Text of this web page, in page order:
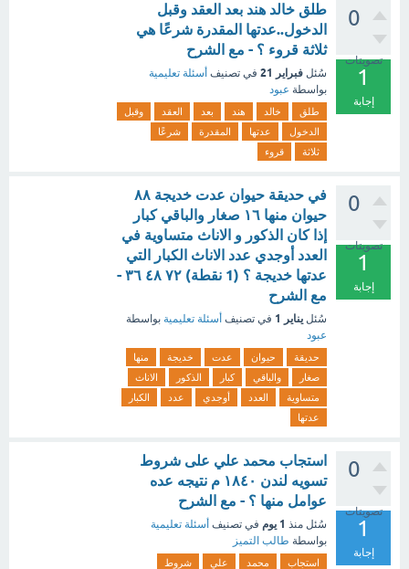
0
تصويتات
1
إجابة
طلق خالد هند بعد العقد وقبل
الدخول..عدتها المقدرة شرعًا هي
ثلاثة قروء ؟ - مع الشرح
سُئل فبراير 21 في تصنيف أسئلة تعليمية
بواسطة عبود
طلق خالد هند بعد العقد
وقبل
الدخول
عدتها المقدرة
شرعًا
ثلاثة
قروء
0
تصويتات
1
إجابة
في حديقة حيوان عدت خديجة ٨٨
حيوان منها ١٦ صغار والباقي كبار
إذا كان الذكور و الاناث متساوية في
العدد أوجدي عدد الاناث الكبار التي
عدتها خديجة ؟ (1 نقطة) ٧٢ ٤٨ ٣٦ -
مع الشرح
سُئل يناير 1 في تصنيف أسئلة تعليمية بواسطة
عبود
حديقة حيوان عدت خديجة
منها
صغار
والباقي كبار الذكور
الاناث
متساوية
العدد أوجدي عدد
الكبار
عدتها
0
تصويتات
1
إجابة
استجاب محمد علي على شروط
تسويه لندن ١٨٤٠ م نتيجه عده
عوامل منها ؟ - مع الشرح
سُئل منذ 1 يوم في تصنيف أسئلة تعليمية
بواسطة طالب التميز
استجاب محمد علي
شروط